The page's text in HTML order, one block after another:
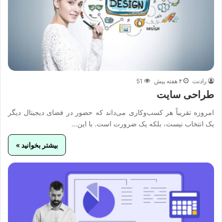
رادنت ۴ هفته پیش 51
طراحی سایت
امروزه تقریباً هر کسب‌وکاری می‌داند که حضور در فضای دیجیتال دیگر
یک انتخاب نیست، بلکه یک ضرورت است. با این…
بیشتر بخوانید »